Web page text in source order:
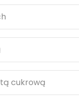
cukrową